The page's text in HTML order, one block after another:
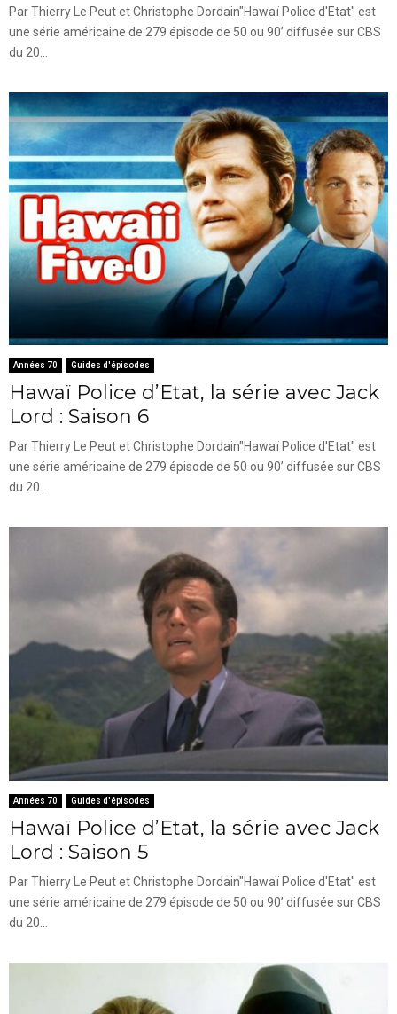
Par Thierry Le Peut et Christophe Dordain"Hawaï Police d'Etat" est
une série américaine de 279 épisode de 50 ou 90’ diffusée sur CBS
du 20...
Années 70 Guides d'épisodes
Hawaï Police d’Etat, la série avec Jack
Lord : Saison 6
Par Thierry Le Peut et Christophe Dordain"Hawaï Police d'Etat" est
une série américaine de 279 épisode de 50 ou 90’ diffusée sur CBS
du 20...
Années 70 Guides d'épisodes
Hawaï Police d’Etat, la série avec Jack
Lord : Saison 5
Par Thierry Le Peut et Christophe Dordain"Hawaï Police d'Etat" est
une série américaine de 279 épisode de 50 ou 90’ diffusée sur CBS
du 20...